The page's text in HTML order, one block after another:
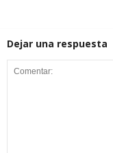
Dejar una respuesta